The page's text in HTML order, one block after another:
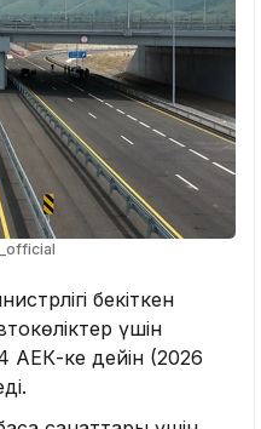
бекіткен
үшін
АЕК-ке дейін (2026